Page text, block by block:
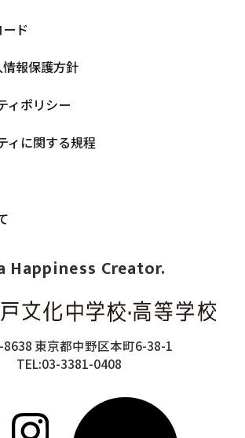
Happiness Creator.
8638 東京都中野区本町6-38-1
TEL:03-3381-0408
ード
情報保護方針
ィポリシー
ィに関する規程